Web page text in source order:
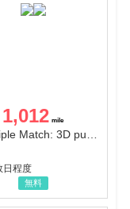
1,012
Tile Triple Match: 3D puzzle
日程度
無料